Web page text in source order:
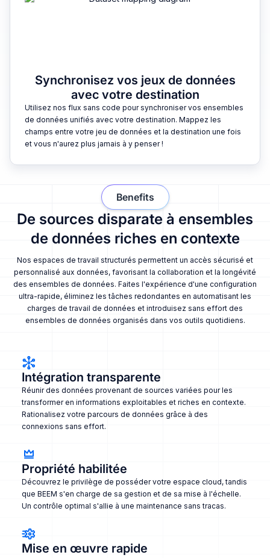
Synchronisez vos jeux de données
avec votre destination
Utilisez nos flux sans code pour synchroniser vos ensembles
de données unifiés avec votre destination. Mappez les
champs entre votre jeu de données et la destination une fois
et vous n'aurez plus jamais à y penser !
De sources disparate à ensembles
de données riches en contexte
Nos espaces de travail structurés permettent un accès sécurisé et
personnalisé aux données, favorisant la collaboration et la longévité
des ensembles de données. Faites l'expérience d'une configuration
ultra-rapide, éliminez les tâches redondantes en automatisant les
charges de travail de données et introduisez sans effort des
ensembles de données organisés dans vos outils quotidiens.
Benefits
Intégration transparente
Réunir des données provenant de sources variées pour les
transformer en informations exploitables et riches en contexte.
Rationalisez votre parcours de données grâce à des
connexions sans effort.
Propriété habilitée
Découvrez le privilège de posséder votre espace cloud, tandis
que BEEM s'en charge de sa gestion et de sa mise à l'échelle.
Un contrôle optimal s'allie à une maintenance sans tracas.
Mise en œuvre rapide